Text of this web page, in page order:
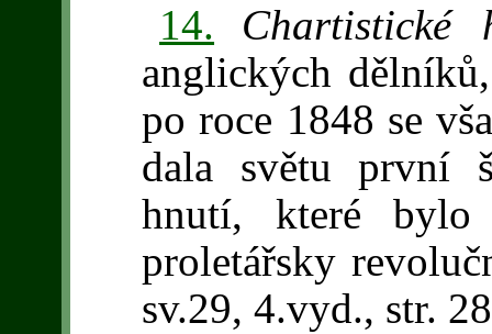
14.
Chartistické
anglických
po roce 1848 se
dala světu první
hnutí, které bylo
proletářsky
sv.29, 4.vyd., str.